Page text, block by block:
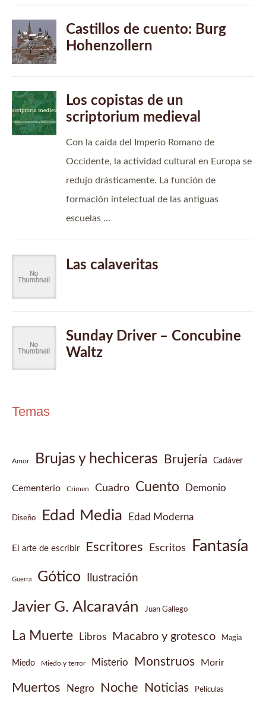
Temas
Amor Brujas y hechiceras Brujería Cadáver
Cementerio Crimen Cuadro Cuento Demonio
Diseño Edad Media Edad Moderna
El arte de escribir Escritores Escritos Fantasía
Guerra Gótico Ilustración
Javier G. Alcaraván Juan Gallego
La Muerte Libros Macabro y grotesco Magia
Miedo Miedo y terror Misterio Monstruos Morir
Muertos Negro Noche Noticias Películas